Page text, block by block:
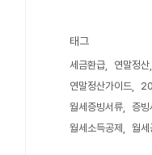
태그
세금환급 연말정산
연말정산가이드
월세증빙서류
증빙
월세소득공제
월세